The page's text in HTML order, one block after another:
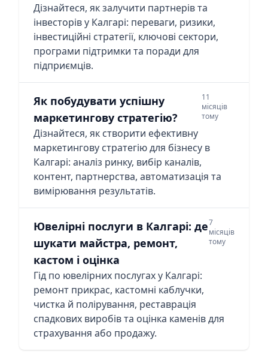
Дізнайтеся, як залучити партнерів та
інвесторів у Калгарі: переваги, ризики,
інвестиційні стратегії, ключові сектори,
програми підтримки та поради для
підприємців.
Як побудувати успішну
маркетингову стратегію?
11
місяців
тому
Дізнайтеся, як створити ефективну
маркетингову стратегію для бізнесу в
Калгарі: аналіз ринку, вибір каналів,
контент, партнерства, автоматизація та
вимірювання результатів.
Ювелірні послуги в Калгарі: де
шукати майстра, ремонт,
кастом і оцінка
7
місяців
тому
Гід по ювелірних послугах у Калгарі:
ремонт прикрас, кастомні каблучки,
чистка й полірування, реставрація
спадкових виробів та оцінка каменів для
страхування або продажу.